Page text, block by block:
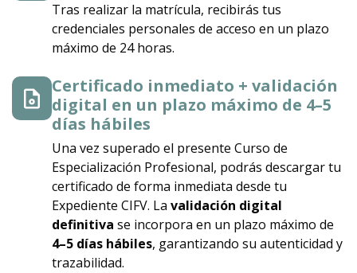
Tras realizar la matrícula, recibirás tus
credenciales personales de acceso en un plazo
máximo de 24 horas.
Certificado inmediato + validación
digital en un plazo máximo de 4–5
días hábiles
Una vez superado el presente Curso de
Especialización Profesional, podrás descargar tu
certificado de forma inmediata desde tu
Expediente CIFV. La validación digital
definitiva se incorpora en un plazo máximo de
4–5 días hábiles, garantizando su autenticidad y
trazabilidad.